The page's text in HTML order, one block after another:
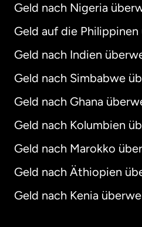
Geld nach Nigeria
Geld auf die
Geld nach Indien
Geld nach Simbabwe
Geld nach Ghana
Geld nach Kolumbien
Geld nach Marokko
Geld nach Äthiopien
Geld nach Kenia